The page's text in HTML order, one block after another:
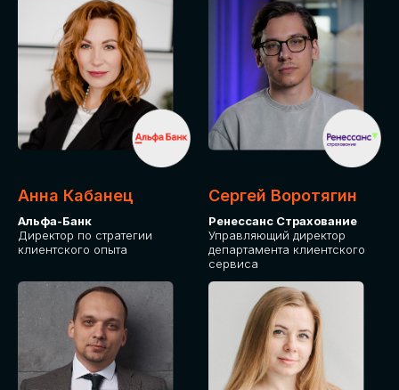
Анна Кабанец
Альфа-Банк
Директор по стратегии
клиентского опыта
Сергей Воротягин
Ренессанс Страхование
Управляющий директор
департамента клиентского
сервиса
СТОИМОСТЬ
УЧАСТИЯ